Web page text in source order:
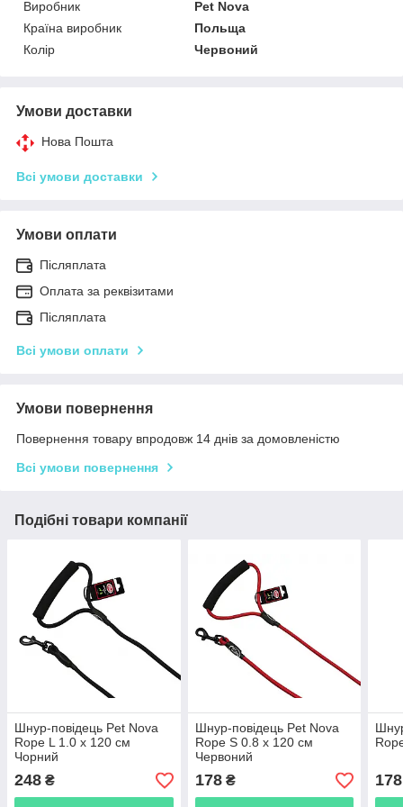
Виробник
Pet Nova
Країна виробник
Польща
Колір
Червоний
Умови доставки
Нова Пошта
Всі умови доставки
Умови оплати
Післяплата
Оплата за реквізитами
Післяплата
Всі умови оплати
Умови повернення
Повернення товару впродовж 14 днів за домовленістю
Всі умови повернення
Подібні товари компанії
Шнур-повідець Pet Nova
Rope L 1.0 x 120 см
Чорний
248 ₴
Шнур-повідець Pet Nova
Rope S 0.8 x 120 см
Червоний
178₴ 178